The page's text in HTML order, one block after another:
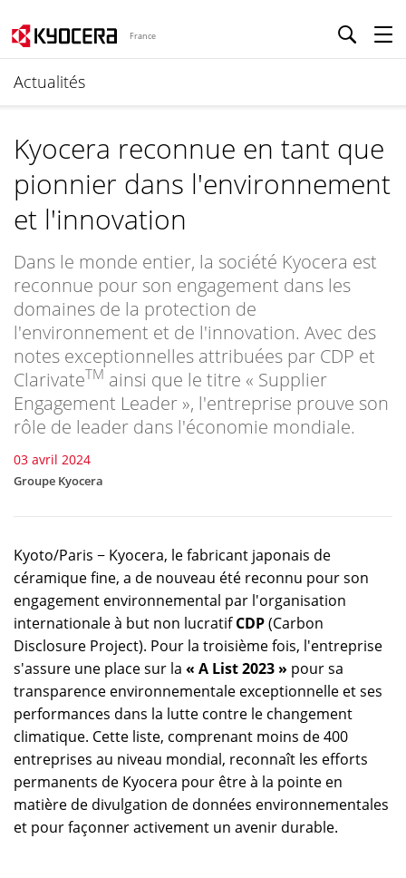
France
Actualités
Kyocera reconnue en tant que
pionnier dans l'environnement
et l'innovation
Dans le monde entier, la société Kyocera est
reconnue pour son engagement dans les
domaines de la protection de
l'environnement et de l'innovation. Avec des
notes exceptionnelles attribuées par CDP et
ClarivateTM ainsi que le titre « Supplier
Engagement Leader », l'entreprise prouve son
rôle de leader dans l'économie mondiale.
03 avril 2024
Groupe Kyocera
Kyoto/Paris − Kyocera, le fabricant japonais de
céramique fine, a de nouveau été reconnu pour son
engagement environnemental par l'organisation
internationale à but non lucratifCDP(Carbon
Disclosure Project). Pour la troisième fois, l'entreprise
s'assure une place sur la « A List 2023 » pour sa
transparence environnementale exceptionnelle et ses
performances dans la lutte contre le changement
climatique. Cette liste, comprenant moins de 400
entreprises au niveau mondial, reconnaît les efforts
permanents de Kyocera pour être à la pointe en
matière de divulgation de données environnementales
et pour façonner activement un avenir durable.